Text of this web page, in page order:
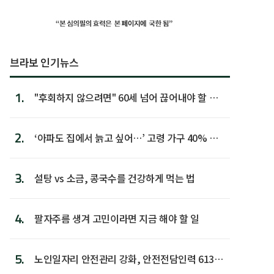
브라보 인기뉴스
1.
"후회하지 않으려면" 60세 넘어 끊어내야 할 사
2.
‘아파도 집에서 늙고 싶어…’ 고령 가구 40% 노
3. 설탕 vs 소금, 콩국수를 건강하게 먹는 법
4. 팔자주름 생겨 고민이라면 지금 해야 할 일
5.
노인일자리 안전관리 강화, 안전전담인력 613명